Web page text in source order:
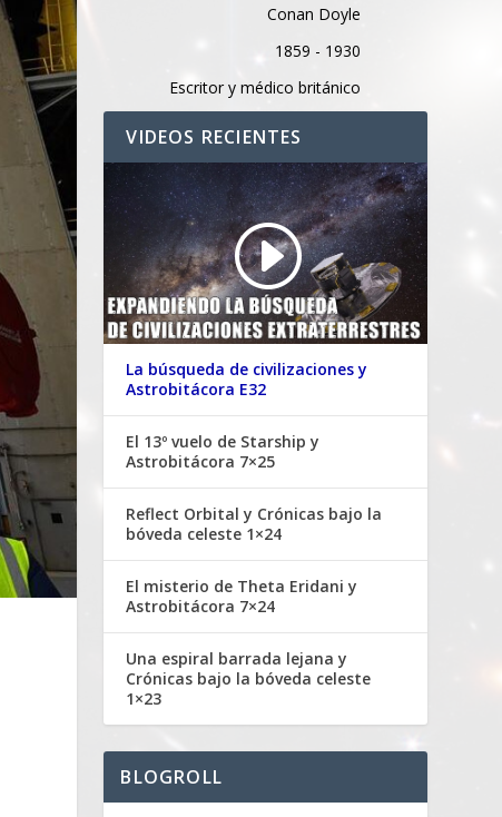
Conan Doyle
1859 - 1930
Escritor y médico británico
VIDEOS RECIENTES
La búsqueda de civilizaciones y
Astrobitácora E32
El 13º vuelo de Starship y
Astrobitácora 7×25
Reflect Orbital y Crónicas bajo la
bóveda celeste 1×24
El misterio de Theta Eridani y
Astrobitácora 7×24
Una espiral barrada lejana y
Crónicas bajo la bóveda celeste
1×23
BLOGROLL